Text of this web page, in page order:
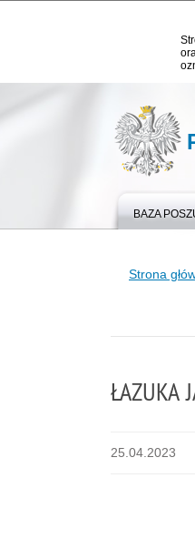
BAZA
Strona
ŁAZUKA
25.04.2023